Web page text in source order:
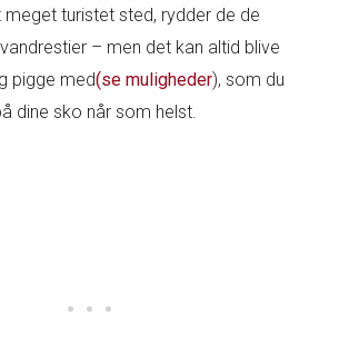
meget turistet sted, rydder de de
– men det kan altid blive
pigge med(se muligheder), som du
dine sko når som helst.